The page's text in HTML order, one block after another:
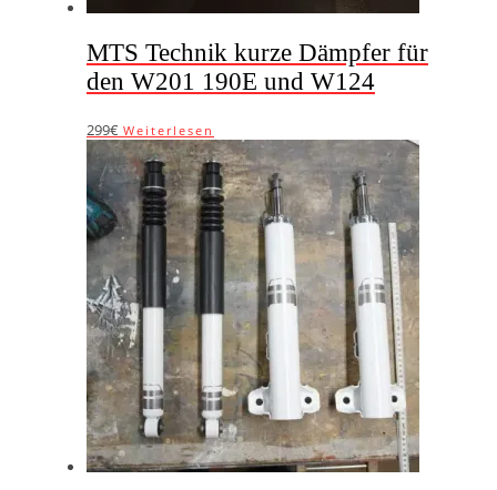
MTS Technik kurze Dämpfer für
den W201 190E und W124
299€ Weiterlesen